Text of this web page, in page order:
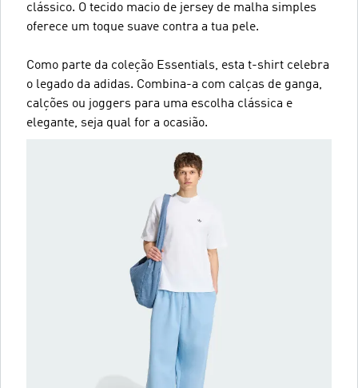
clássico. O tecido macio de jersey de malha simples
oferece um toque suave contra a tua pele.
Como parte da coleção Essentials, esta t-shirt celebra
o legado da adidas. Combina-a com calças de ganga,
calções ou joggers para uma escolha clássica e
elegante, seja qual for a ocasião.